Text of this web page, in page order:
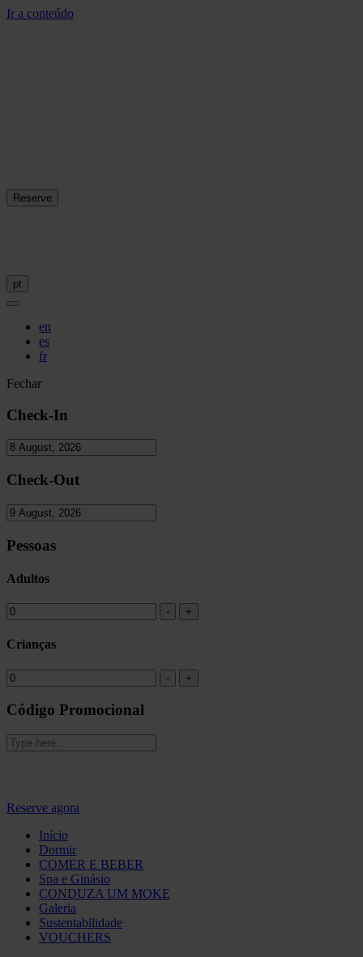
Ir a conteúdo
Reserve
pt
en
es
fr
Fechar
Check-In
Check-Out
Pessoas
Adultos
Crianças
Código Promocional
Reserve agora
Início
Dormir
COMER E BEBER
Spa e Ginásio
CONDUZA UM MOKE
Galeria
Sustentabilidade
VOUCHERS